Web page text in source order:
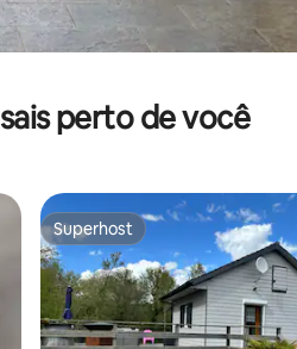
perto de você
Superhost
Superhost